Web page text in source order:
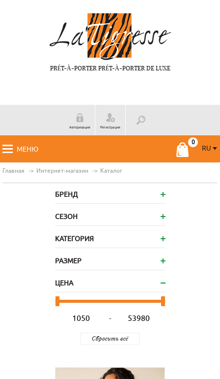
PRÉT-À-PORTER PRÉT-À-PORTER DE LUXE
Авторизация Регистрация
МЕНЮ
RU
Главная Интернет-магазин Каталог
БРЕНД
СЕЗОН
КАТЕГОРИЯ
РАЗМЕР
ЦЕНА
-